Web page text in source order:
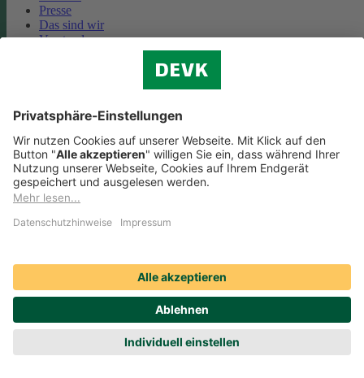
Presse
Das sind wir
Vorstand
Unternehmensberichte
Nachhaltigkeit
Cookie-Einstellungen
Nutzungshinweise
EU-Transparenzverordnung
Barrierefreiheit